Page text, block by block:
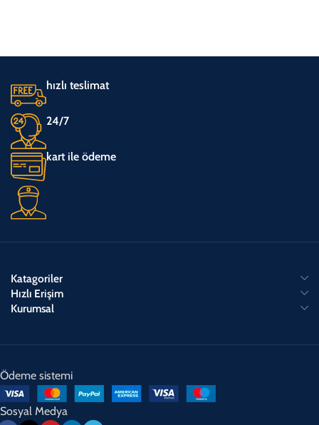
hızlı teslimat
24/7
kart ile ödeme
Katagoriler
Hızlı Erişim
Kurumsal
Ödeme sistemi
Sosyal Medya